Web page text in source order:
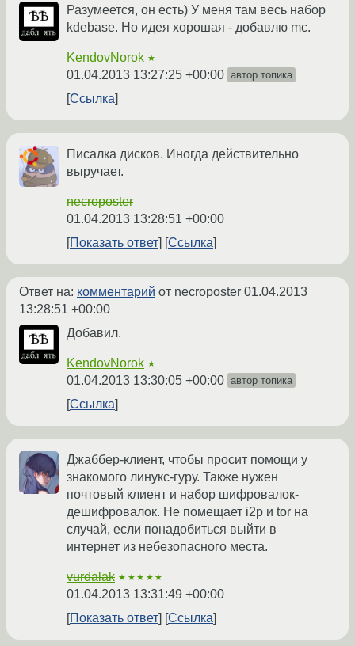
Разумеется, он есть) У меня там весь набор
kdebase. Но идея хорошая - добавлю mc.
KendovNorok ★
01.04.2013 13:27:25 +00:00 автор топика
Ссылка
Писалка дисков. Иногда действительно
выручает.
necroposter
01.04.2013 13:28:51 +00:00
Показать ответ
Ссылка
Ответ на: комментарий от necroposter 01.04.2013
13:28:51 +00:00
Добавил.
KendovNorok ★
01.04.2013 13:30:05 +00:00 автор топика
Ссылка
Джаббер-клиент, чтобы просит помощи у
знакомого линукс-гуру. Также нужен
почтовый клиент и набор шифровалок-
дешифровалок. Не помещает i2p и tor на
случай, если понадобиться выйти в
интернет из небезопасного места.
vurdalak ★★★★★
01.04.2013 13:31:49 +00:00
Показать ответ
Ссылка